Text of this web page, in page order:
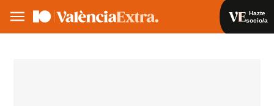
Hazte
socio/a